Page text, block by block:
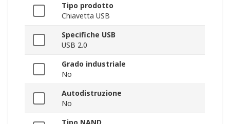
Tipo prodotto
Chiavetta USB
Specifiche USB
USB 2.0
Grado industriale
No
Autodistruzione
No